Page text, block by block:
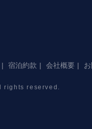
宿泊約款 会社概要
rights reserved.